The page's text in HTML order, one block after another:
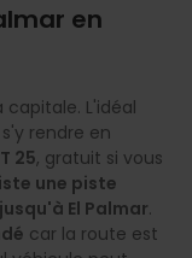
en
capitale. L'idéal
rendre en
25, gratuit si vous
une piste
El Palmar.
car la route est